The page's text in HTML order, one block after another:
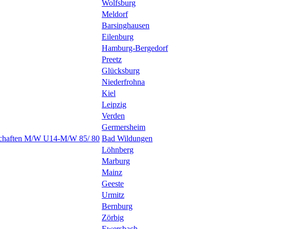
Wolfsburg
Meldorf
Barsinghausen
Eilenburg
Hamburg-Bergedorf
Preetz
Glücksburg
Niederfrohna
Kiel
Leipzig
Verden
Germersheim
M/W U14-M/W 85/ 80 Bad Wildungen
Löhnberg
Marburg
Mainz
Geeste
Urmitz
Bernburg
Zörbig